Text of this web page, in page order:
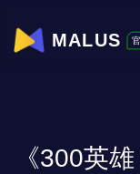
MALUS
《300英